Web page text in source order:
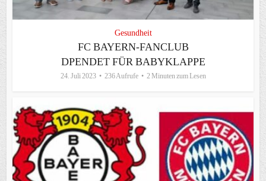
Gesundheit
FC BAYERN-FANCLUB
DPENDET FÜR BABYKLAPPE
24. Juli 2023 236 Aufrufe 2 Minuten zum Lesen